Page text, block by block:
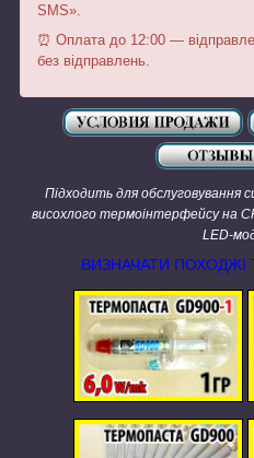
SMS».
⏰ Оплата до 12:00 —
без відправлень.
Підходить для обслуговування
висохлого термоінтерфейсу на
LED-
ВИЗНАЧАТИ ПОХОДЖІ